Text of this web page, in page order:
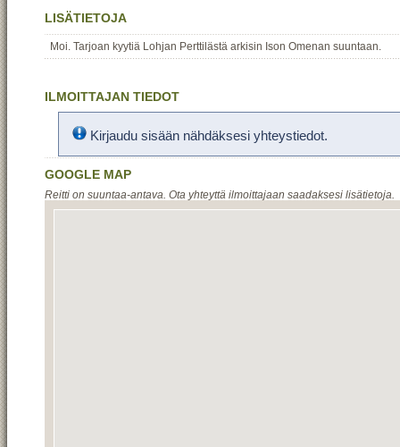
LISÄTIETOJA
Moi. Tarjoan kyytiä Lohjan Perttilästä arkisin Ison Omenan suuntaan.
ILMOITTAJAN TIEDOT
Kirjaudu sisään nähdäksesi yhteystiedot.
GOOGLE MAP
Reitti on suuntaa-antava. Ota yhteyttä ilmoittajaan saadaksesi lisätietoja.